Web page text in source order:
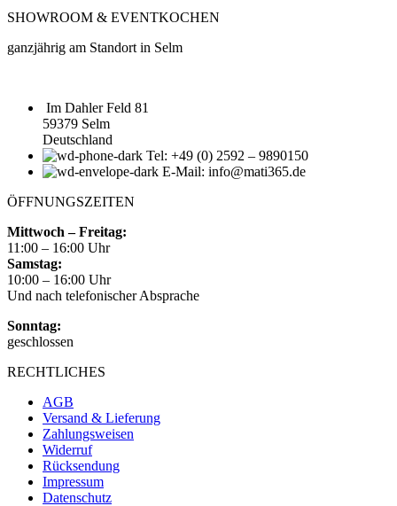
SHOWROOM & EVENTKOCHEN
ganzjährig am Standort in Selm
Im Dahler Feld 81
59379 Selm
Deutschland
Tel: +49 (0) 2592 – 9890150
E-Mail: info@mati365.de
ÖFFNUNGSZEITEN
Mittwoch – Freitag:
11:00 – 16:00 Uhr
Samstag:
10:00 – 16:00 Uhr
Und nach telefonischer Absprache
Sonntag:
geschlossen
RECHTLICHES
AGB
Versand & Lieferung
Zahlungsweisen
Widerruf
Rücksendung
Impressum
Datenschutz